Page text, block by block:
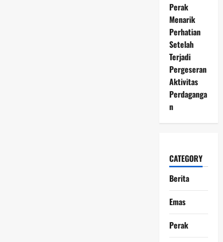
Perak
Menarik
Perhatian
Setelah
Terjadi
Pergeseran
Aktivitas
Perdaganga
n
CATEGORY
Berita
Emas
Perak